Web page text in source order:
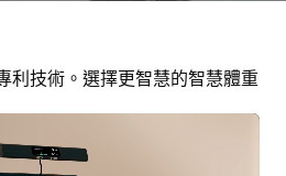
利技術。選擇更智慧的智慧體重